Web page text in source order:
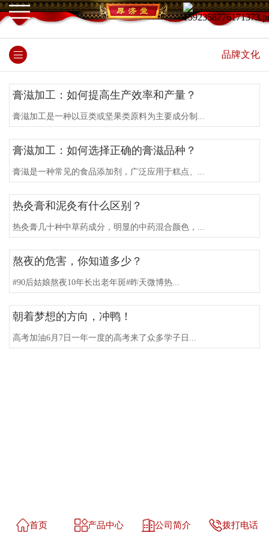
品牌文化
膏滋加工：如何提高生产效率和产量？
膏滋加工是一种以豆类或坚果类原料为主要成分制...
膏滋加工：如何选择正确的膏滋品种？
膏滋是一种常见的食品添加剂，广泛应用于糕点、...
热灸膏和泥灸有什么区别？
热灸膏几十种中草药成分，明显的中药混合颜色，...
熬夜的危害，你知道多少？
#90后姑娘熬夜10年长出老年斑#昨天微博热...
朝着梦想的方向，冲鸭！
高考加油6月7日一年一度的高考来了众多学子日...
首页 产品中心 公司简介 拨打电话